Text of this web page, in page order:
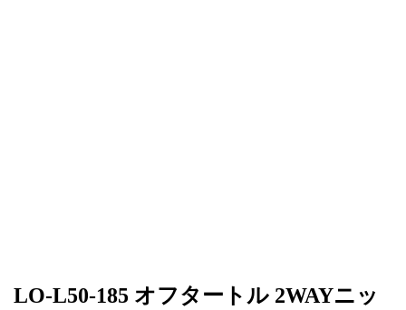
LO-L50-185 オフタートル 2WAYニッ